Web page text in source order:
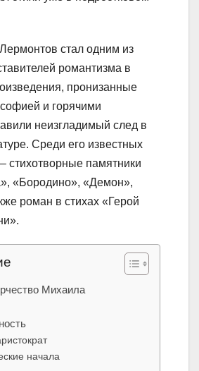
стал одним из
романтизма в
пронизанные
и горячими
неизгладимый след в
Среди его известных
стихотворные памятники
«Бородино», «Демон»,
роман в стихах «Герой
Михаила
начала